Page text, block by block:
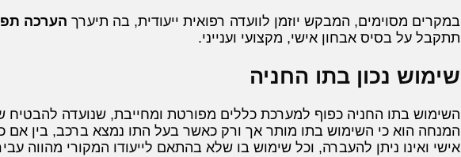
במקרים מסוימים, המבקש יוזמן לוועדה רפואית ייעודית, בה תיערך הערכה
תתקבל על בסיס אבחון אישי, מקצועי וענייני.
שימוש נכון בתו החניה
השימוש בתו החניה כפוף למערכת כללים מפורטת ומחייבת, שנועדה להבטיח
המנחה הוא כי השימוש בתו מותר אך ורק כאשר בעל התו נמצא ברכב, בין אם
אישי ואינו ניתן להעברה, וכל שימוש בו שלא בהתאם לייעודו המקורי מהווה